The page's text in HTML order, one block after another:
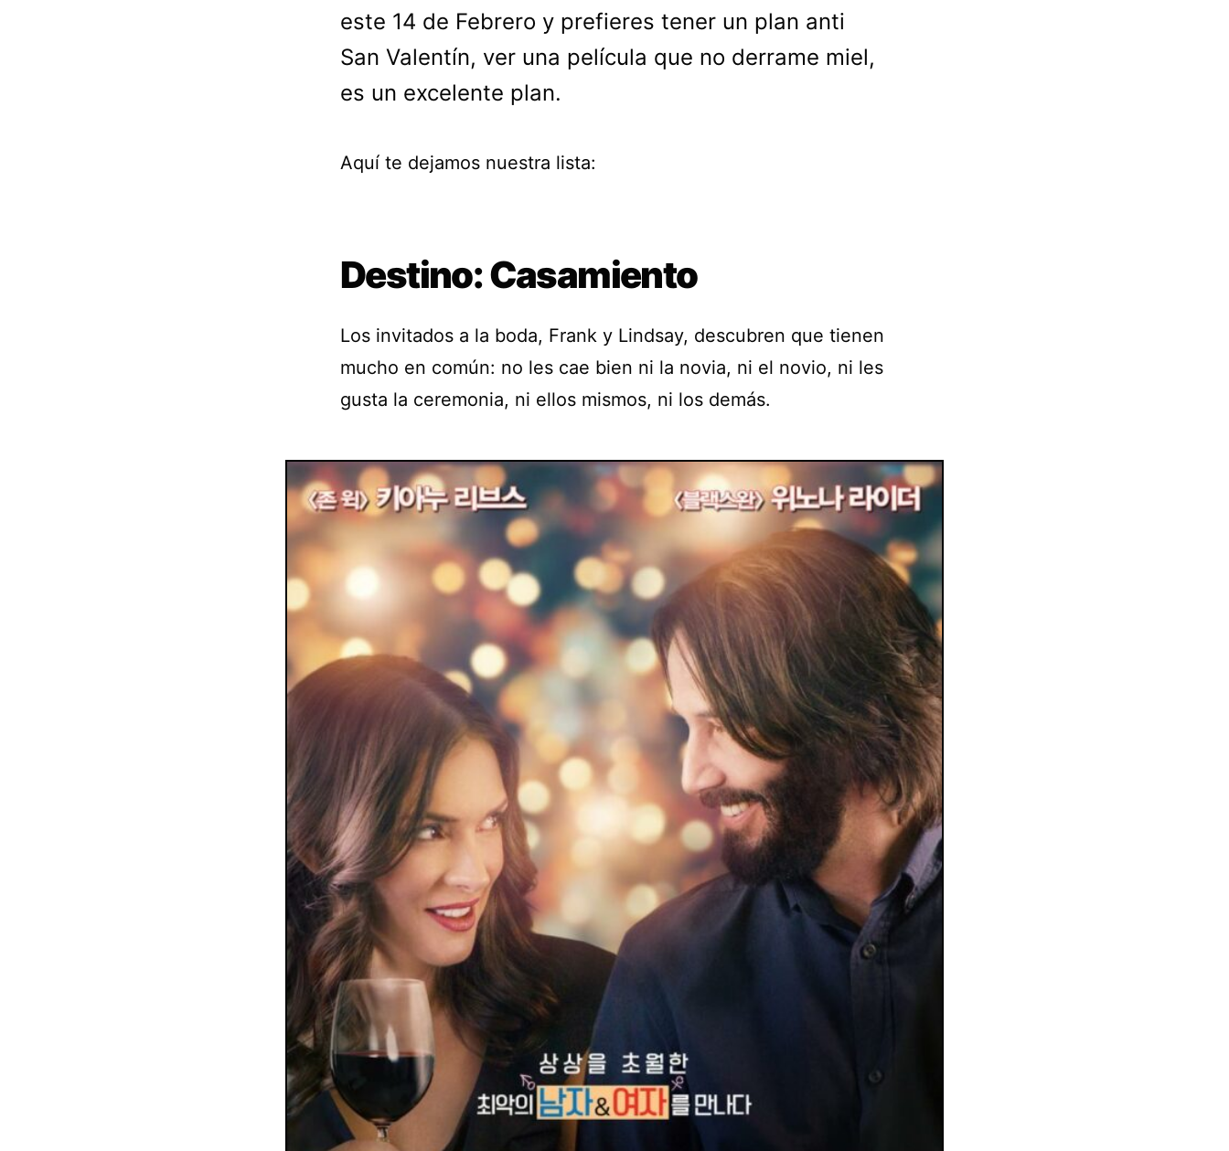
este 14 de Febrero y prefieres tener un plan anti
San Valentín, ver una película que no derrame miel,
es un excelente plan.
Aquí te dejamos nuestra lista:
Destino: Casamiento
Los invitados a la boda, Frank y Lindsay, descubren que tienen
mucho en común: no les cae bien ni la novia, ni el novio, ni les
gusta la ceremonia, ni ellos mismos, ni los demás.